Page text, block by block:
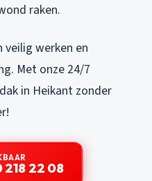
raken.
veilig werken en
Met onze 24/7
in Heikant zonder
218 22 08